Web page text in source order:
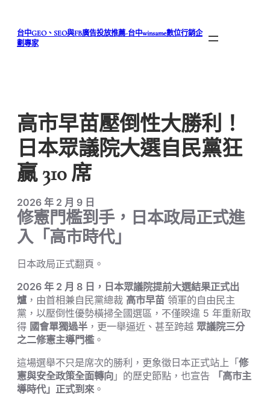
台中GEO、SEO與FB廣告投放推薦-台中winsame數位行銷企
劃專家
高市早苗壓倒性大勝利！
日本眾議院大選自民黨狂
贏 310 席
2026 年 2 月 9 日
修憲門檻到手，日本政局正式進
入「高市時代」
日本政局正式翻頁。
2026 年 2 月 8 日，日本眾議院提前大選結果正式出
爐 ，由首相兼自民黨總裁 高市早苗 領軍的自由民主
黨，以壓倒性優勢橫掃全國選區，不僅睽違 5 年重新取
得 國會單獨過半 ，更一舉逼近、甚至跨越 眾議院三分
之二修憲主導門檻。
這場選舉不只是席次的勝利，更象徵日本正式站上「 修
憲與安全政策全面轉向 」的歷史節點，也宣告
「高市主
導時代」正式到來。